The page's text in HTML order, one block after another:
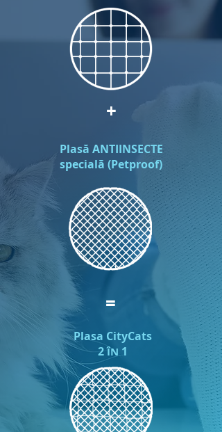
+
Plasă ANTIINSECTE
specială (Petproof)
=
Plasa CityCats
2ÎN 1